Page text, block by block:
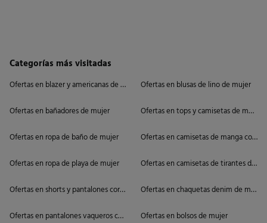
Categorías más visitadas
Ofertas en blazer y americanas de mujer
Ofertas en bañadores de mujer
Ofertas en ropa de baño de mujer
Ofertas en ropa de playa de mujer
Ofertas en shorts y pantalones cortos de mujer
Ofertas en pantalones vaqueros cortos de mujer
Ofertas en blusas de lino de mujer
Ofertas en tops y camisetas de mujer
Ofertas en camisetas de manga corta
Ofertas en camisetas de tirantes de
Ofertas en chaquetas denim de mujer
Ofertas en bolsos de mujer